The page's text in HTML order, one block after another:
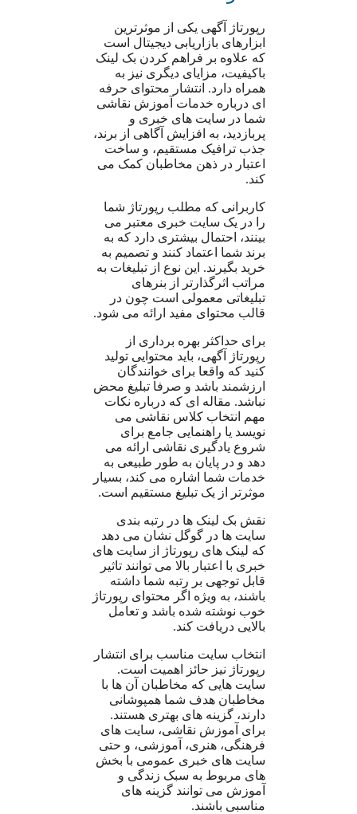
رپورتاژ آگهی یکی از موثرترین
ابزارهای بازاریابی دیجیتال است
که علاوه بر فراهم کردن بک لینک
باکیفیت، مزایای دیگری نیز به
همراه دارد. انتشار محتوای حرفه
ای درباره خدمات آموزش نقاشی
شما در سایت های خبری و
پربازدید، به افزایش آگاهی از برند،
جذب ترافیک مستقیم، و ساخت
اعتبار در ذهن مخاطبان کمک می
کند.
کاربرانی که مطلب رپورتاژ شما
را در یک سایت خبری معتبر می
بینند، احتمال بیشتری دارد که به
برند شما اعتماد کنند و تصمیم به
خرید بگیرند. این نوع از تبلیغات به
مراتب اثرگذارتر از بنرهای
تبلیغاتی معمولی است چون در
قالب محتوای مفید ارائه می شود.
برای حداکثر بهره برداری از
رپورتاژ آگهی، باید محتوایی تولید
کنید که واقعا برای خوانندگان
ارزشمند باشد و صرفا تبلیغ محض
نباشد. مقاله ای که درباره نکات
مهم انتخاب کلاس نقاشی می
نویسد یا راهنمایی جامع برای
شروع یادگیری نقاشی ارائه می
دهد و در پایان به طور طبیعی به
خدمات شما اشاره می کند، بسیار
موثرتر از یک تبلیغ مستقیم است.
نقش بک لینک ها در رتبه بندی
سایت ها در گوگل نشان می دهد
که لینک های رپورتاژ از سایت های
خبری با اعتبار بالا می توانند تاثیر
قابل توجهی بر رتبه شما داشته
باشند، به ویژه اگر محتوای رپورتاژ
خوب نوشته شده باشد و تعامل
بالایی دریافت کند.
انتخاب سایت مناسب برای انتشار
رپورتاژ نیز حائز اهمیت است.
سایت هایی که مخاطبان آن ها با
مخاطبان هدف شما همپوشانی
دارند، گزینه های بهتری هستند.
برای آموزش نقاشی، سایت های
فرهنگی، هنری، آموزشی، و حتی
سایت های خبری عمومی با بخش
های مربوط به سبک زندگی و
آموزش می توانند گزینه های
مناسبی باشند.